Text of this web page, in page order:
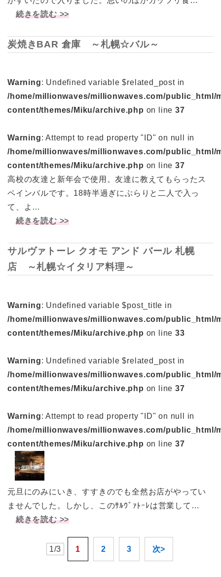
続きを読む >>
炭焼きBAR 倉庫 ～札幌☆バル～
Warning: Undefined variable $related_post in
/home/millionwaves/millionwaves.com/public_html/
content/themes/Miku/archive.php on line37
Warning: Attempt to read property "ID" on null in
/home/millionwaves/millionwaves.com/public_html/
content/themes/Miku/archive.php on line37
高校の友達と新年会で使用。友達に教えてもらったス
ペインバルです。18時半過ぎにぶらりと二人で入っ
て、よ…
続きを読む >>
サルヴァトーレ クオモ アンド バール 札幌
店 ～札幌☆イタリア料理～
Warning: Undefined variable $post_title in
/home/millionwaves/millionwaves.com/public_html/
content/themes/Miku/archive.php on line33
Warning: Undefined variable $related_post in
/home/millionwaves/millionwaves.com/public_html/
content/themes/Miku/archive.php on line37
Warning: Attempt to read property "ID" on null in
/home/millionwaves/millionwaves.com/public_html/
content/themes/Miku/archive.php on line37
元旦にのみにいき、すすきのでも全然お店がやってい
ませんでした。しかし、このｻﾙｳﾞｧﾄｰﾚは営業して…
続きを読む >>
1/3 1 2 3 次>